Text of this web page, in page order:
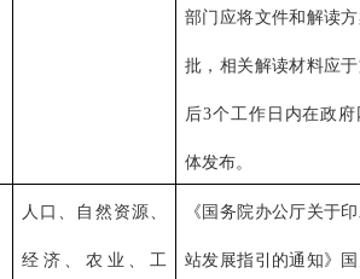
部门应将文件和解读
批，相关解读材料应
后3个工作日内在政
体发布。
人口、自然资源、
经济、农业、工
《国务院办公厅关于
站发展指引的通知》